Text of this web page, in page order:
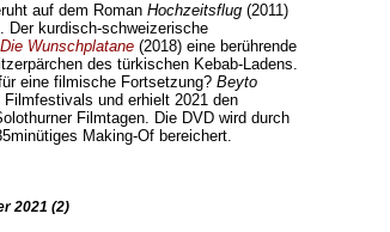
auf dem Roman Hochzeitsflug(2011)
Der kurdisch-schweizerische
Die Wunschplatane(2018) eine berührende
des türkischen Kebab-Ladens.
eine filmische Fortsetzung? Beyto
und erhielt 2021 den
Filmtagen. Die DVD wird durch
Making-Of bereichert.
2021 (2)